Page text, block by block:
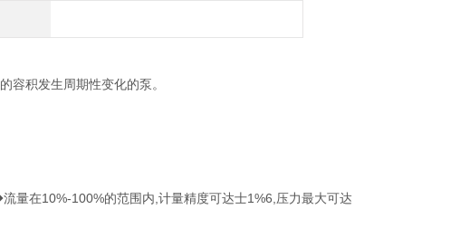
容积发生周期性变化的泵。
量在10%-100%的范围内,计量精度可达士1%6,压力最大可达